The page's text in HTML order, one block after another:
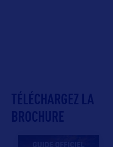
TÉLÉCHARGEZ LA
BROCHURE